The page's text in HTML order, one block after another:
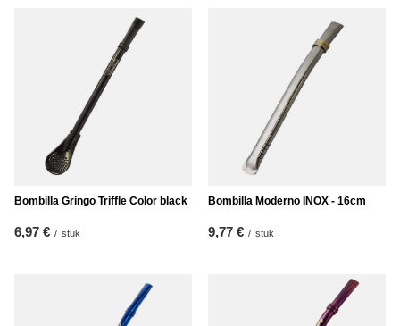
Bombilla Gringo Triffle Color black
6,97 € / stuk
Bombilla Moderno INOX - 16cm
9,77 € / stuk